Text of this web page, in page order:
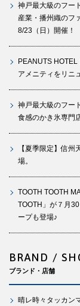
神戸最大級のフー
産業・播州織のフ
8/23（日）開催！
PEANUTS
アメニティをリニ
神戸最大級のフー
食感のかき氷専門
【夏季限定】信
場。
TOOTH TOOTH
TOOTH」が７月
ープも登場♪
BRAND /
ブランド・店舗
晴レ時々タッカン